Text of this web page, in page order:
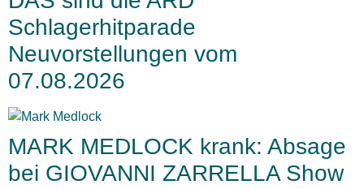
Schlagerhitparade
Neuvorstellungen vom
07.08.2026
MARK MEDLOCK krank: Absage
bei GIOVANNI ZARRELLA Show